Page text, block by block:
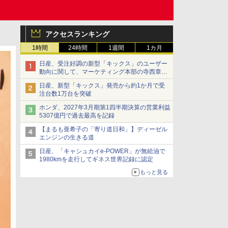
アクセスランキング
1時間 24時間 1週間 1カ月
日産、受注好調の新型「キックス」のユーザー
動向に関して、マーケティング本部の寺西章氏
が解説
日産、新型「キックス」発売から約1か月で受
注台数1万台を突破
ホンダ、2027年3月期第1四半期決算の営業利益
5307億円で過去最高を記録
【まるも亜希子の「寄り道日和」】ディーゼル
エンジンの生きる道
日産、「キャシュカイe-POWER」が無給油で
1980kmを走行してギネス世界記録に認定
もっと見る